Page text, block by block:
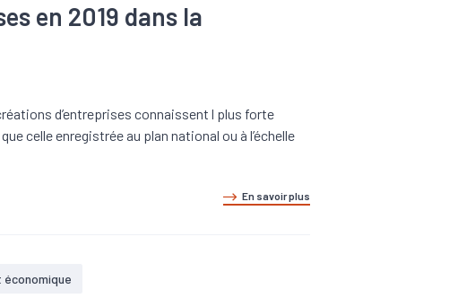
en 2019 dans la
d’entreprises connaissentl plus forte
celle enregistrée au plan national ou à l’échelle
En savoir plus